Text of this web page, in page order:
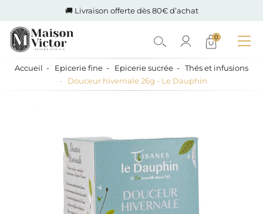
🚚 Livraison offerte dès 80€ d’achat
0
Accueil Epicerie fine Epicerie sucrée
Thés et infusions
Douceur hivernale 26g - Le Dauphin